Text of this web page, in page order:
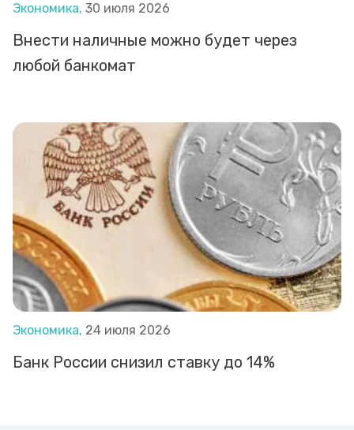
Экономика, 30 июля 2026
Внести наличные можно будет через
любой банкомат
Экономика, 24 июля 2026
Банк России снизил ставку до 14%